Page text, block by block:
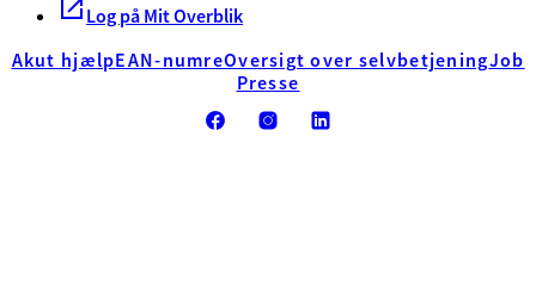
Log på Mit Overblik
Akut hjælpEAN-numreOversigt over selvbetjeningJob
Presse